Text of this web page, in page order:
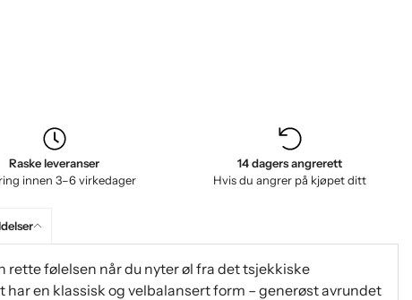
Raske leveranser
innen 3–6 virkedager
14 dagers angrerett
Hvis du angrer på kjøpet ditt
rette følelsen når du nyter øl fra det tsjekkiske
en klassisk og velbalansert form – generøst avrundet